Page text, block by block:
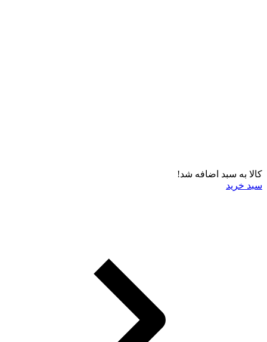
کالا به سبد اضافه شد!
سبد خرید